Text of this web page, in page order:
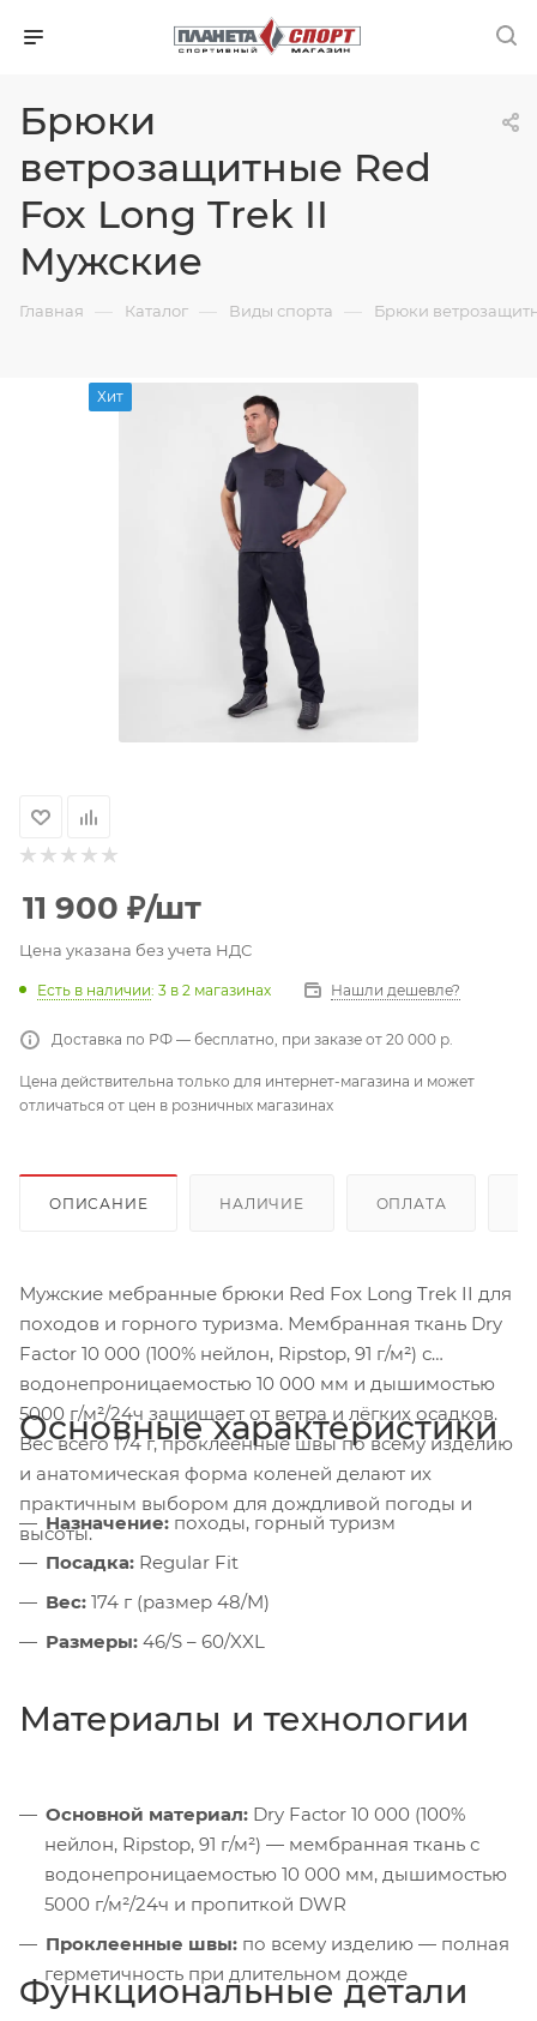
Брюки
ветрозащитные Red
Fox Long Trek II
Мужские
Главная — Каталог — Виды спорта — Брюки
Хит
11 900 ₽/шт
Цена указана без учета НДС
Есть в наличии: 3 в 2 магазинах Нашли дешевле?
Доставка по РФ — бесплатно, при заказе от 20 000 р.
Цена действительна только для интернет-магазина и может
отличаться от цен в розничных магазинах
ОПИСАНИЕ НАЛИЧИЕ ОПЛАТА
Мужские мебранные брюки Red Fox Long Trek II для
походов и горного туризма. Мембранная ткань Dry
Factor 10 000 (100% нейлон, Ripstop, 91 г/м²) с
водонепроницаемостью 10 000 мм и дышимостью
5000 г/м²/24ч защищает от ветра и лёгких осадков.
Вес всего 174 г, проклеенные швы по всему изделию
и анатомическая форма коленей делают их
практичным выбором для дождливой погоды и
высоты.
Основные характеристики
Назначение: походы, горный туризм
Посадка: Regular Fit
Вес: 174 г (размер 48/M)
Размеры: 46/S – 60/XXL
Материалы и технологии
Основной материал: Dry Factor 10 000 (100%
нейлон, Ripstop, 91 г/м²) — мембранная ткань с
водонепроницаемостью 10 000 мм, дышимостью
5000 г/м²/24ч и пропиткой DWR
Проклеенные швы: по всему изделию — полная
герметичность при длительном дожде
Функциональные детали